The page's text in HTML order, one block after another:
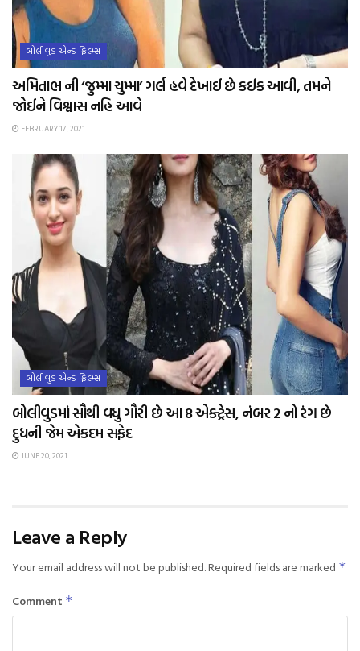
બોલીવુડ એન્ડ ફિલ્મ્સ
અમિતાભ ની ‘જુમ્મા ચુમ્મા’ ગર્લ હવે દેખાઈ છે કઈક આવી, તમને
જોઈને વિશ્વાસ નહિ આવે
FEBRUARY 17, 2021
બોલીવુડ એન્ડ ફિલ્મ્સ
બોલીવુડમાં સૌથી વધુ ગૌરી છે આ 8 એક્ટ્રેસ, નંબર 2 નો રંગ છે
દુધની જેમ એકદમ સફેદ
JUNE 20, 2021
Leave a Reply
Your email address will not be published.Required fields are marked *
Comment *